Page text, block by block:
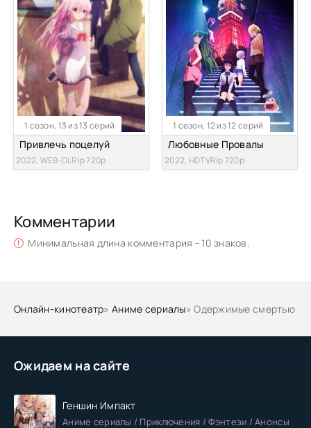
Ожидаем на сайте
Геншин Импакт
Аниме сериалы / Приключения / Фэнтези / Анонсы
1 сезон, 13 из 13 серий
Привлечь поцелуй
2022, WEB-DLRip 720p
1 сезон, 12 из 12 серий
Любовные Провалы
2022, HDTVRip 720p
Комментарии
Минимальная длина комментария - 10 знаков.
Онлайн-кинотеатр»Аниме сериалы» Одержимые смертью